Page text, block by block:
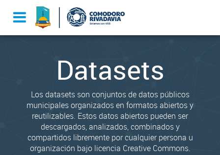
Datasets
Los datasets son conjuntos de datos públicos
municipales organizados en formatos abiertos y
reutilizables. Estos datos abiertos pueden ser
descargados, analizados, combinados y
compartidos libremente por cualquier persona u
organización bajo licencia Creative Commons.